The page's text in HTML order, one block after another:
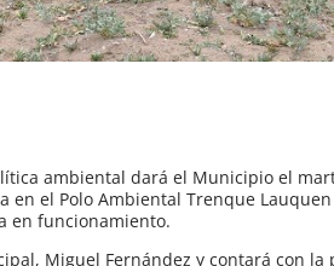
ambiental dará el Municipio el
el Polo Ambiental Trenque
en funcionamiento.
Miguel Fernández y contará con